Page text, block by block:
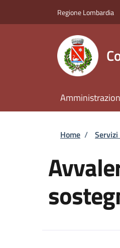
Regione Lombardia
Home /